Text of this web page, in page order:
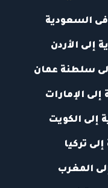
السعودية
الأردن
سلطنة عمان
الإمارات
الكويت
تركيا
المغرب